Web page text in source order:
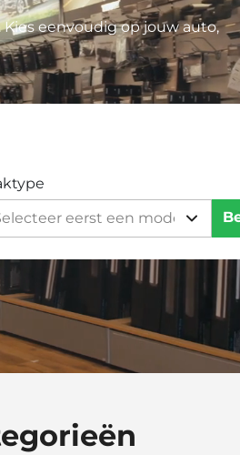
eenvoudig op jouw auto,